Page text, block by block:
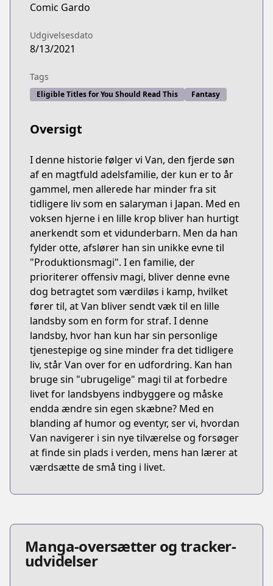
Comic Gardo
Udgivelsesdato
8/13/2021
Tags
Eligible Titles for You Should Read This Fantasy
Oversigt
I denne historie følger vi Van, den fjerde søn
af en magtfuld adelsfamilie, der kun er to år
gammel, men allerede har minder fra sit
tidligere liv som en salaryman i Japan. Med en
voksen hjerne i en lille krop bliver han hurtigt
anerkendt som et vidunderbarn. Men da han
fylder otte, afslører han sin unikke evne til
"Produktionsmagi". I en familie, der
prioriterer offensiv magi, bliver denne evne
dog betragtet som værdiløs i kamp, hvilket
fører til, at Van bliver sendt væk til en lille
landsby som en form for straf. I denne
landsby, hvor han kun har sin personlige
tjenestepige og sine minder fra det tidligere
liv, står Van over for en udfordring. Kan han
bruge sin "ubrugelige" magi til at forbedre
livet for landsbyens indbyggere og måske
endda ændre sin egen skæbne? Med en
blanding af humor og eventyr, ser vi, hvordan
Van navigerer i sin nye tilværelse og forsøger
at finde sin plads i verden, mens han lærer at
værdsætte de små ting i livet.
Manga-oversætter og tracker-
udvidelser